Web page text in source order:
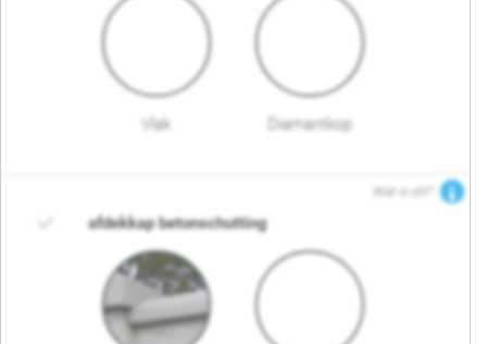
Vlak Diamantkop
Wat is dit?
afdekkap betonschutting